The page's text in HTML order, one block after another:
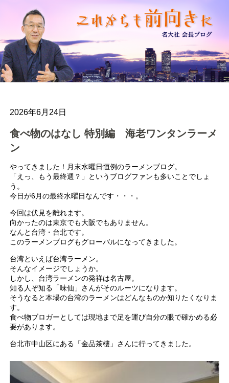
2026年6月24日
食べ物のはなし 特別編 海老ワンタンラーメ
ン
やってきました！月末水曜日恒例のラーメンブログ。
「えっ、もう最終週？」というブログファンも多いことでしょ
う。
今日が6月の最終水曜日なんです・・・。
今回は伏見を離れます。
向かったのは東京でも大阪でもありません。
なんと台湾・台北です。
このラーメンブログもグローバルになってきました。
台湾といえば台湾ラーメン。
そんなイメージでしょうか。
しかし、台湾ラーメンの発祥は名古屋。
知る人ぞ知る「味仙」さんがそのルーツになります。
そうなると本場の台湾のラーメンはどんなものか知りたくなりま
す。
食べ物ブロガーとしては現地まで足を運び自分の眼で確かめる必
要があります。
台北市中山区にある「金品茶樓」さんに行ってきました。